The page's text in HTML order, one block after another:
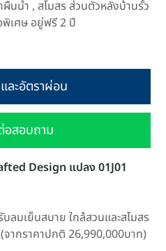
นน้ำ , สโมสร ส่วนตัวหลังบ้านรั้ว
พิเศษ อยู่ฟรี 2 ปี
ละอัตราผ่อน
สอบถาม
Design แปลง 01J01
ใกล้สวนและสโมสร
จากราคาปกติ 26,990,000บาท)